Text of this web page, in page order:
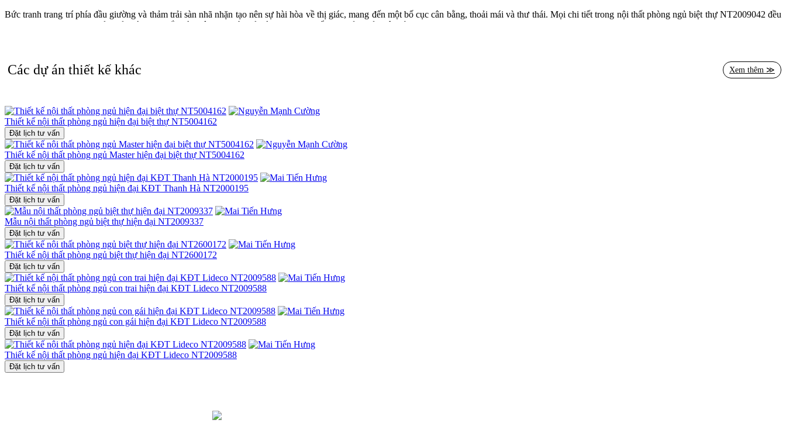
Bức tranh trang trí phía đầu giường và thảm trải sàn nhã nhặn tạo nên sự hài hòa về thị giác, mang đến một bố cục cân bằng, thoải mái và thư thái. Mọi chi tiết trong nội thất phòng ngủ biệt thự NT2009042 đều
được chọn lọc kỹ lưỡng, đảm bảo vừa đẹp mắt, vừa tiện nghi và phản ánh được gu thẩm mỹ của chủ nhân sở hữu.
📞 Liên hệ ngay hotline 0915 010 800 để được tư vấn và sở hữu mẫu nội thất phòng ngủ biệt thự hiện đại chuẩn phong cách cá nhân, mang đậm dấu ấn đẳng cấp của chính bạn!
Các dự án thiết kế khác Xem thêm ≫
Thiết kế nội thất phòng ngủ hiện đại biệt thự NT5004162
Đặt lịch tư vấn
Thiết kế nội thất phòng ngủ Master hiện đại biệt thự NT5004162
Đặt lịch tư vấn
Thiết kế nội thất phòng ngủ hiện đại KĐT Thanh Hà NT2000195
Đặt lịch tư vấn
Mẫu nội thất phòng ngủ biệt thự hiện đại NT2009337
Đặt lịch tư vấn
Thiết kế nội thất phòng ngủ biệt thự hiện đại NT2600172
Đặt lịch tư vấn
Thiết kế nội thất phòng ngủ con trai hiện đại KĐT Lideco NT2009588
Đặt lịch tư vấn
Thiết kế nội thất phòng ngủ con gái hiện đại KĐT Lideco NT2009588
Đặt lịch tư vấn
Thiết kế nội thất phòng ngủ hiện đại KĐT Lideco NT2009588
Đặt lịch tư vấn